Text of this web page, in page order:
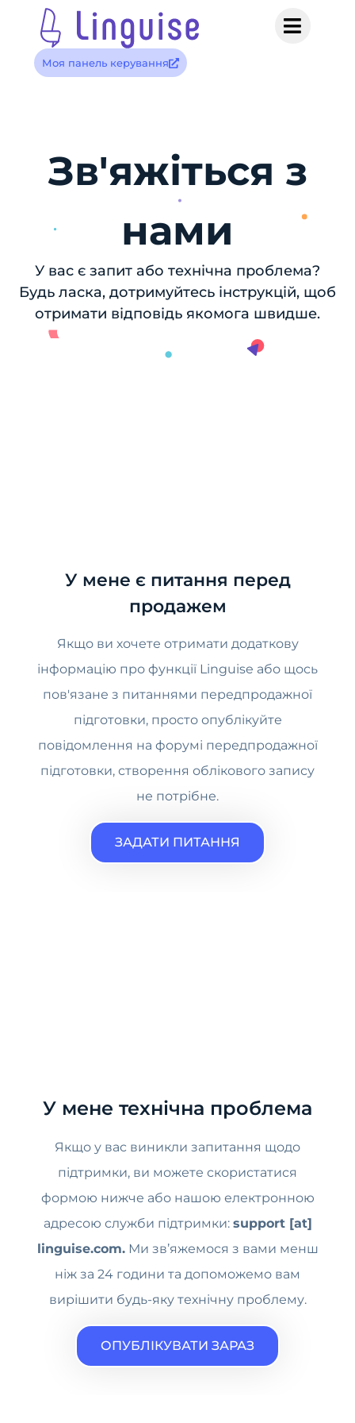
Моя панель керування
Зв'яжіться з
нами
У вас є запит або технічна проблема?
Будь ласка, дотримуйтесь інструкцій, щоб
отримати відповідь якомога швидше.
У мене є питання перед
продажем
Якщо ви хочете отримати додаткову
інформацію про функції Linguise або щось
пов'язане з питаннями передпродажної
підготовки, просто опублікуйте
повідомлення на форумі передпродажної
підготовки, створення облікового запису
не потрібне.
ЗАДАТИ ПИТАННЯ
У мене технічна проблема
Якщо у вас виникли запитання щодо
підтримки, ви можете скористатися
формою нижче або нашою електронною
адресою служби підтримки: support [at]
linguise.com.Ми зв’яжемося з вами менш
ніж за 24 години та допоможемо вам
вирішити будь-яку технічну проблему.
ОПУБЛІКУВАТИ ЗАРАЗ